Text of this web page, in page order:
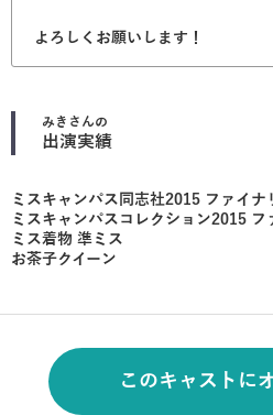
よろしくお願いします！
みき さんの
出演実績
ミスキャンパス同志社2015 ファイナ
ミスキャンパスコレクション2015 フ
ミス着物 準ミス
お茶子クイーン
このキャストに